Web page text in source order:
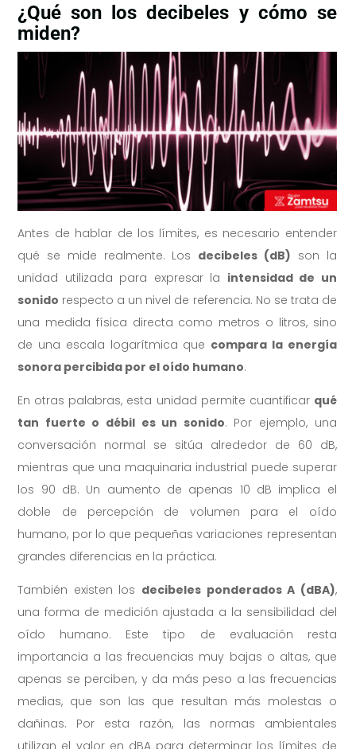
¿Qué son los decibeles y cómo se
miden?
Antes de hablar de los límites, es necesario entender
qué se mide realmente. Los decibeles (dB) son la
unidad utilizada para expresar la intensidad de un
sonido respecto a un nivel de referencia. No se trata de
una medida física directa como metros o litros, sino
de una escala logarítmica que compara la energía
sonora percibida por el oído humano.
En otras palabras, esta unidad permite cuantificar qué
tan fuerte o débil es un sonido. Por ejemplo, una
conversación normal se sitúa alrededor de 60 dB,
mientras que una maquinaria industrial puede superar
los 90 dB. Un aumento de apenas 10 dB implica el
doble de percepción de volumen para el oído
humano, por lo que pequeñas variaciones representan
grandes diferencias en la práctica.
También existen los decibeles ponderados A (dBA),
una forma de medición ajustada a la sensibilidad del
oído humano. Este tipo de evaluación resta
importancia a las frecuencias muy bajas o altas, que
apenas se perciben, y da más peso a las frecuencias
medias, que son las que resultan más molestas o
dañinas. Por esta razón, las normas ambientales